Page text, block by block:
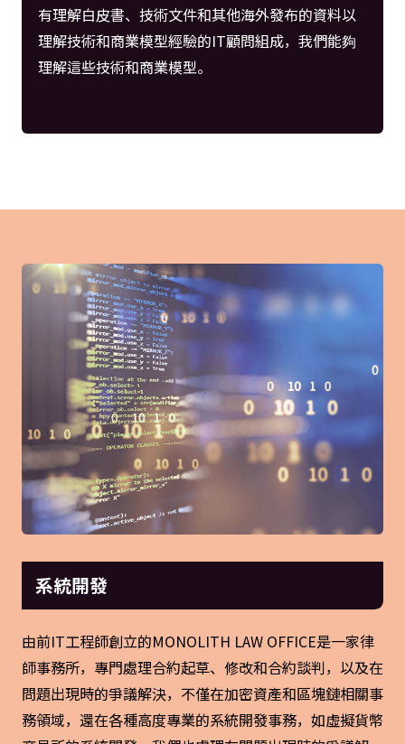
有理解白皮書、技術文件和其他海外發布的資料以
理解技術和商業模型經驗的IT顧問組成，我們能夠
理解這些技術和商業模型。
系統開發
由前IT工程師創立的MONOLITH LAW OFFICE是一家律
師事務所，專門處理合約起草、修改和合約談判，以及在
問題出現時的爭議解決，不僅在加密資產和區塊鏈相關事
務領域，還在各種高度專業的系統開發事務，如虛擬貨幣